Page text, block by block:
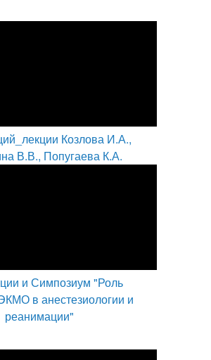
Козлова И.А.,
В.В., Попугаева К.А.
и Симпозиум "Роль
в анестезиологии и
реанимации"